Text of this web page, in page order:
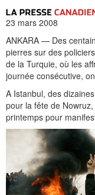
23 mars 2008
ANKARA — Des
pierres sur des
de la Turquie, où les
journée consécutive,
A Istanbul, des
pour la fête de
printemps pour